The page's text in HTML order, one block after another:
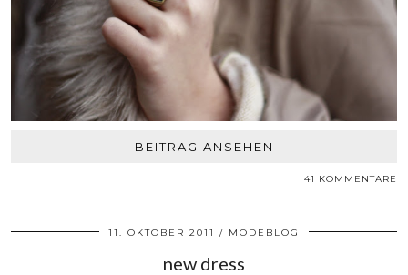
BEITRAG ANSEHEN
41 KOMMENTARE
11. OKTOBER 2011 MODEBLOG
new dress